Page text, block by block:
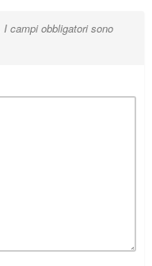
I campi obbligatori sono